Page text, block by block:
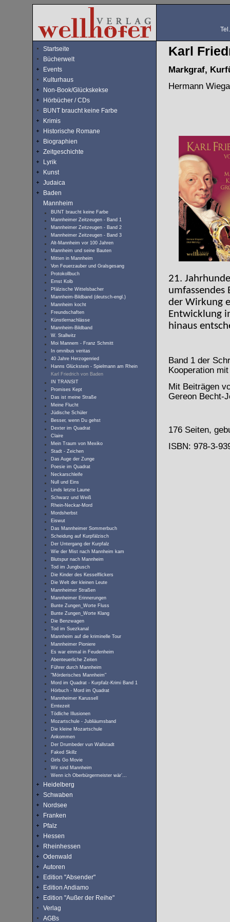
Startseite
Bücherwelt
Events
Kulturhaus
Non-Book/Glückskekse
Hörbücher / CDs
BUNT braucht keine Farbe
Krimis
Historische Romane
Biographien
Zeitgeschichte
Lyrik
Kunst
Judaica
Baden
Mannheim
BUNT braucht keine Farbe
Mannheimer Zeitzeugen - Band 1
Mannheimer Zeitzeugen - Band 2
Mannheimer Zeitzeugen - Band 3
Alt-Mannheim vor 100 Jahren
Mannheim und seine Bauten
Mitten in Mannheim
Von Feuerzauber und Gralsgesang
Protokollbuch
Ernst Kolb
Pfälzische Wittelsbacher
Mannheim-Bildband (deutsch-engl.)
Mannheim kocht
Freundschaften
Künstlernachlässe
Mannheim-Bildband
W. Stallwitz
Moi Mannem - Franz Schmitt
In omnibus veritas
40 Jahre Herzogenried
Hanns Glückstein - Spielmann am Rhein
Karl Friedrich von Baden
IN TRANSIT
Promises Kept
Das ist meine Straße
Meine Flucht
Jüdische Schüler
Besser, wenn Du gehst
Dexter im Quadrat
Claire
Mein Traum von Mexiko
Stadt - Zeichen
Das Auge der Zunge
Poesie im Quadrat
Neckarschleife
Null und Eins
Linds letzte Laune
Schwarz und Weiß
Rhein-Neckar-Mord
Mordsherbst
Eiswut
Das Mannheimer Sommerbuch
Scheidung auf Kurpfälzisch
Der Untergang der Kurpfalz
Wie der Mist nach Mannheim kam
Blutspur nach Mannheim
Tod im Jungbusch
Die Kinder des Kesselflickers
Die Welt der kleinen Leute
Mannheimer Straßen
Mannheimer Erinnerungen
Bunte Zungen_Worte Fluss
Bunte Zungen_Worte Klang
Die Benzwagen
Tod im Suezkanal
Mannheim auf die kriminelle Tour
Mannheimer Pioniere
Es war einmal in Feudenheim
Abenteuerliche Zeiten
Führer durch Mannheim
"Mörderisches Mannheim"
Mord im Quadrat - Kurpfalz-Krimi Band 1
Hörbuch - Mord im Quadrat
Mannheimer Karussell
Erntezeit
Tödliche Illusionen
Mozartschule - Jubliäumsband
Die kleine Mozartschule
Ankommen
Der Drumbeder vun Wallstadt
Faked Skillz
Girls Go Movie
Wir sind Mannheim
Wenn ich Oberbürgermeister wär’…
Heidelberg
Schwaben
Nordsee
Franken
Pfalz
Hessen
Rheinhessen
Odenwald
Autoren
Edition "Absender"
Edition Andiamo
Edition "Außer der Reihe"
Verlag
AGBs
Karl
Markgraf,
Hermann
21.
umfassendes
der Wirkung
Entwicklung
hinaus
Band 1 der
Kooperation
Mit Beiträgen
Gereon Becht-
176 Seiten,
ISBN: 978-3-